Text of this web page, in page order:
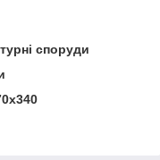
споруди